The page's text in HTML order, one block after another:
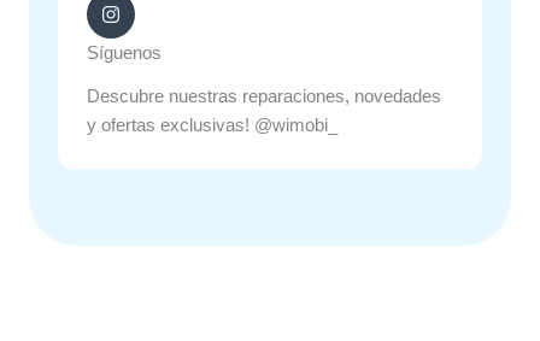
Síguenos
Descubre nuestras reparaciones, novedades
y ofertas exclusivas! @wimobi_